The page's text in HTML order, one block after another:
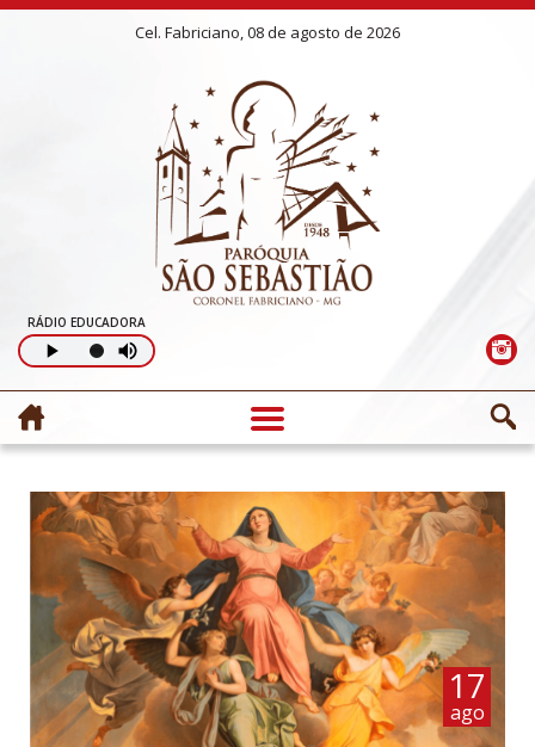
Cel. Fabriciano, 08 de agosto de 2026
RÁDIO EDUCADORA
17
ago